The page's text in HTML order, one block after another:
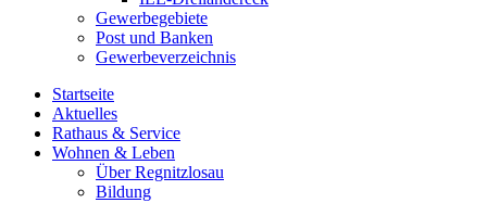
Gewerbegebiete
Post und Banken
Gewerbeverzeichnis
Startseite
Aktuelles
Rathaus & Service
Wohnen & Leben
Über Regnitzlosau
Bildung